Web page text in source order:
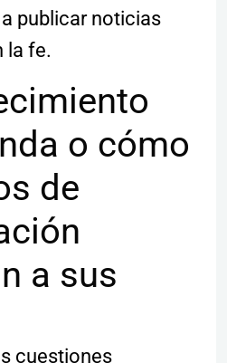
publicar noticias
la fe.
o cómo
de
a sus
cuestiones